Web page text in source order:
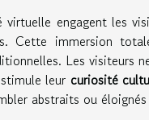
virtuelle engagent les
Cette immersion
Les visiteurs
leur curiosité
abstraits ou